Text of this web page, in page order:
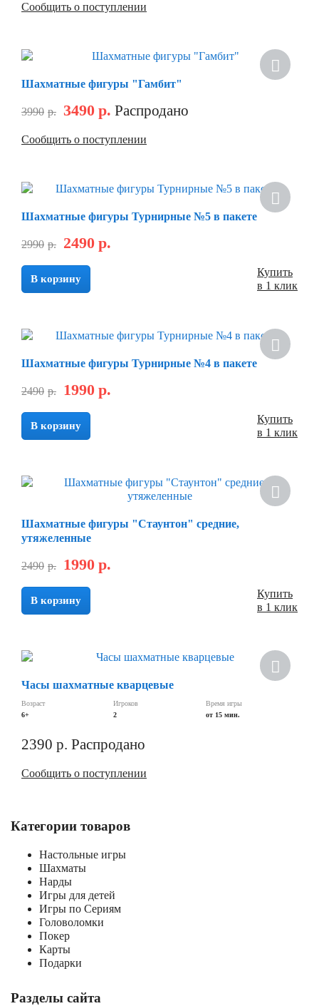
Сообщить о поступлении
Шахматные фигуры "Гамбит"
3990 р. 3490 р. Распродано
Сообщить о поступлении
Шахматные фигуры Турнирные №5 в пакете
2990 р. 2490 р.
В корзину
Купить
в 1 клик
Шахматные фигуры Турнирные №4 в пакете
2490 р. 1990 р.
В корзину
Купить
в 1 клик
Шахматные фигуры "Стаунтон" средние,
утяжеленные
2490 р. 1990 р.
В корзину
Купить
в 1 клик
Часы шахматные кварцевые
Возраст
6+
Игроков
2
Время игры
от 15 мин.
2390 р. Распродано
Сообщить о поступлении
Категории товаров
Настольные игры
Шахматы
Нарды
Игры для детей
Игры по Сериям
Головоломки
Покер
Карты
Подарки
Разделы сайта